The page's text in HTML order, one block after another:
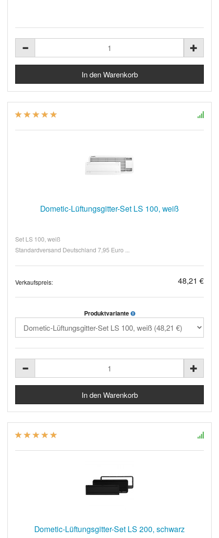
Dometic-Lüftungsgitter-Set LS 100, weiß
Set LS 100, weiß
Standardversand Deutschland 7,95 Euro ...
Verkaufspreis: 48,21 €
Produktvariante
Dometic-Lüftungsgitter-Set LS 200, schwarz